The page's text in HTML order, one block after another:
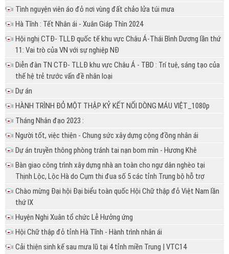
Tình nguyện viên áo đỏ nơi vùng đất chảo lửa túi mưa
Hà Tĩnh : Tết Nhân ái - Xuân Giáp Thìn 2024
Hội nghị CTĐ- TLLĐ quốc tế khu vực Châu Á-Thái Bình Dương lần thứ
11: Vai trò của VN với sự nghiệp NĐ
Diễn đàn TN CTĐ- TLLĐ khu vực Châu Á - TBD : Trí tuệ, sáng tạo của
thế hệ trẻ trước vấn đề nhân loại
Dự án
HÀNH TRÌNH ĐỎ MỘT THẬP KỶ KẾT NỐI DÒNG MÁU VIỆT_1080p
Tháng Nhân đạo 2023 :
Người tốt, việc thiện - Chung sức xây dựng cộng đồng nhân ái
Dự án truyền thông phòng tránh tai nạn bom mìn - Hương Khê
Bàn giao công trình xây dựng nhà an toàn cho ngư dân nghèo tại
Thịnh Lộc, Lộc Hà do Cụm thi đua số 5 các tỉnh Trung bộ hỗ trợ
Chào mừng Đại hội Đại biểu toàn quốc Hội Chữ thập đỏ Việt Nam lần
thứ IX
Huyện Nghi Xuân tổ chức Lễ Hưởng ứng
Hội Chữ thập đỏ tỉnh Hà Tĩnh - Hành trình nhân ái
Cải thiện sinh kế sau mưa lũ tại 4 tỉnh miền Trung | VTC14